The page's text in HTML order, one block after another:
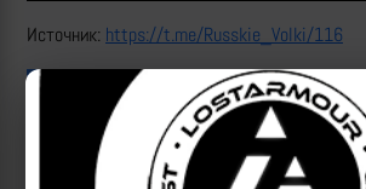
Источник: https://t.me/Russkie_Volki/116
| Автор: | Дата:2026-05-17|
УМПК, УМПБ, ПУ_БПЛА,
Популярные за сегодня